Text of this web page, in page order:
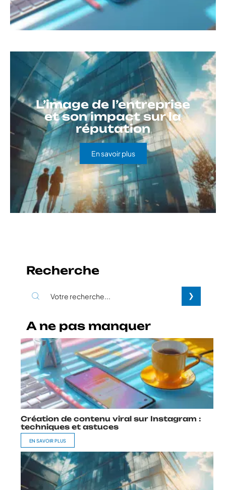
L’image de l’entreprise
et son impact sur la
réputation
En savoir plus
Recherche
A ne pas manquer
Création de contenu viral sur Instagram :
techniques et astuces
EN SAVOIR PLUS